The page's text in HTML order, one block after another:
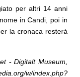
per altri 14 anni
in Candi, poi in
la cronaca resterà
- Digitalt Museum,
w/index.php?